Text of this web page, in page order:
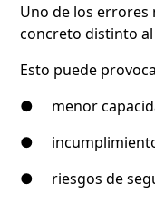
Uno de los errores
concreto distinto
Esto puede
● menor
●
● riesgos de